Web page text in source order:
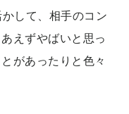
して、相手のコン
えずやばいと思っ
があったりと色々